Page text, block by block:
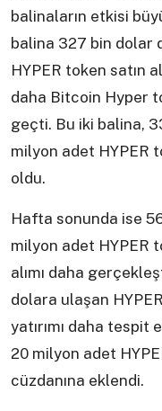
balinaların etkisi
balina 327 bin dolar
HYPER token satın
daha Bitcoin Hyper
geçti. Bu iki balina,
milyon adet HYPER
oldu.
Hafta sonunda ise
milyon adet HYPER
alımı daha
dolara ulaşan
yatırımı daha
20 milyon adet
cüzdanına eklendi.